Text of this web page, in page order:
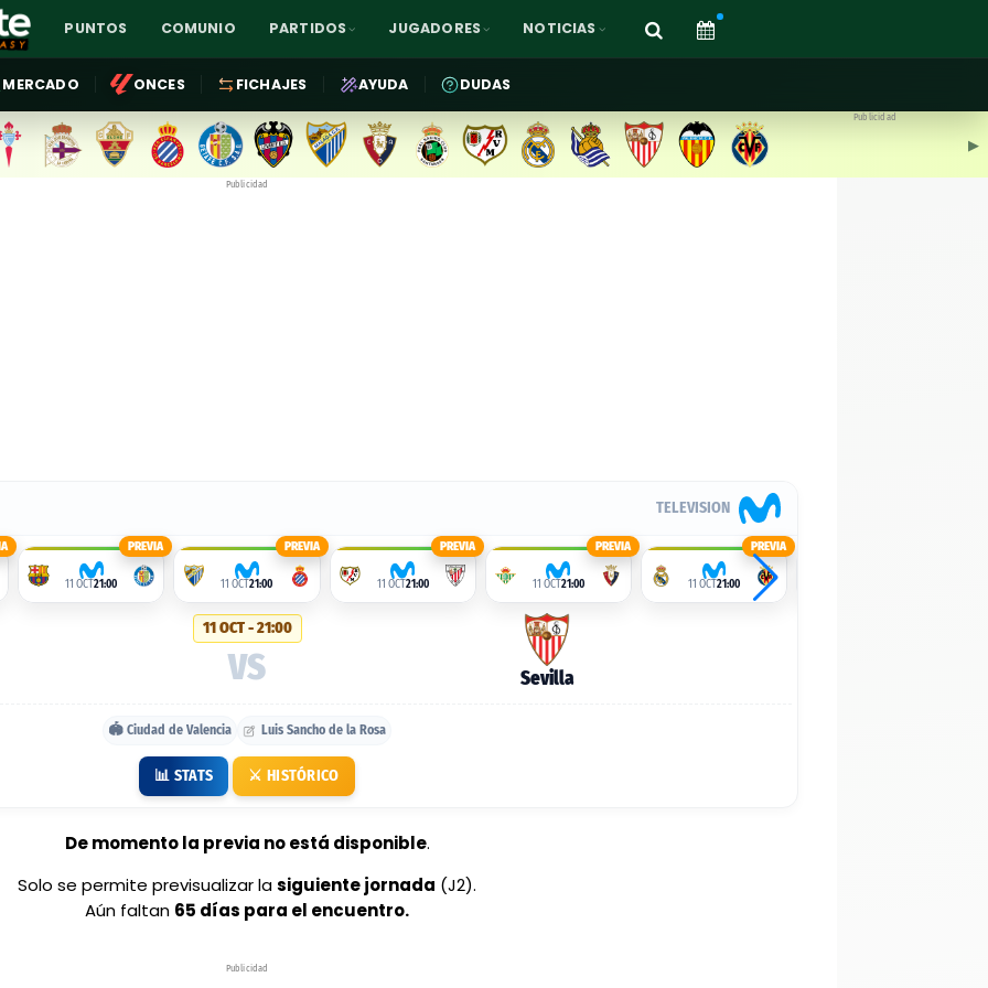
PUNTOS COMUNIO PARTIDOS JUGADORES NOTICIAS
MERCADO ONCES FICHAJES AYUDA DUDAS
▶︎
Publicidad
Publicidad
TELEVISION
PREVIA
11 OCT21:00
PREVIA
11 OCT21:00
PREVIA
11 OCT21:00
PREVIA
11 OCT21:00
PREVIA
11 OCT21:00
11 OCT - 21:00
VS Sevilla
🏟️ Ciudad de Valencia Luis Sancho de la Rosa
📊 STATS ⚔️ HISTÓRICO
De momento la previa no está disponible.
Solo se permite previsualizar lasiguiente jornada (J2).
Aún faltan 65 días para el encuentro.
Publicidad